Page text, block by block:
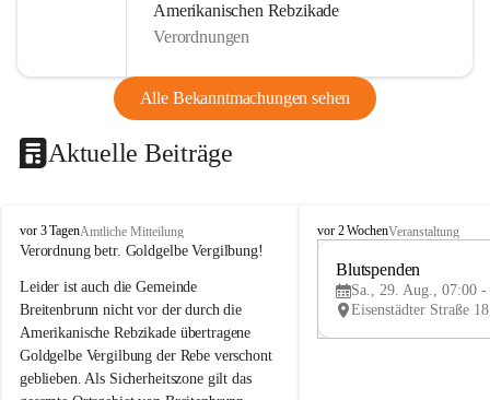
Amerikanischen Rebzikade
Verordnungen
Alle Bekanntmachungen sehen
Aktuelle Beiträge
B
r
i
t
e
n
b
r
vor 3 TagenAmtliche Mitteilung
Verordnung betr. Goldgelbe Vergilbung!
Leider ist auch die Gemeinde
Breitenbrunn nicht vor der durch die
Amerikanische Rebzikade übertragene
Goldgelbe Vergilbung der Rebe verschont
geblieben. Als Sicherheitszone gilt das
B
e
vor 2 WochenVeranstaltung
Blutspenden
Sa., 29. Aug., 07:00 -